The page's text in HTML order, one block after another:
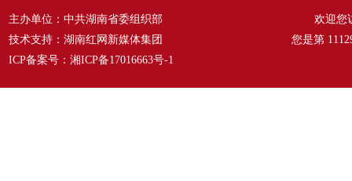
主办单位：中共湖南省委组织部
技术支持：湖南红网新媒体集团
ICP备案号： 湘ICP备17016663号-1
欢迎您
您是第